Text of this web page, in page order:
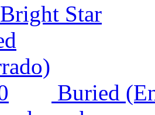
Bright Star
Buried